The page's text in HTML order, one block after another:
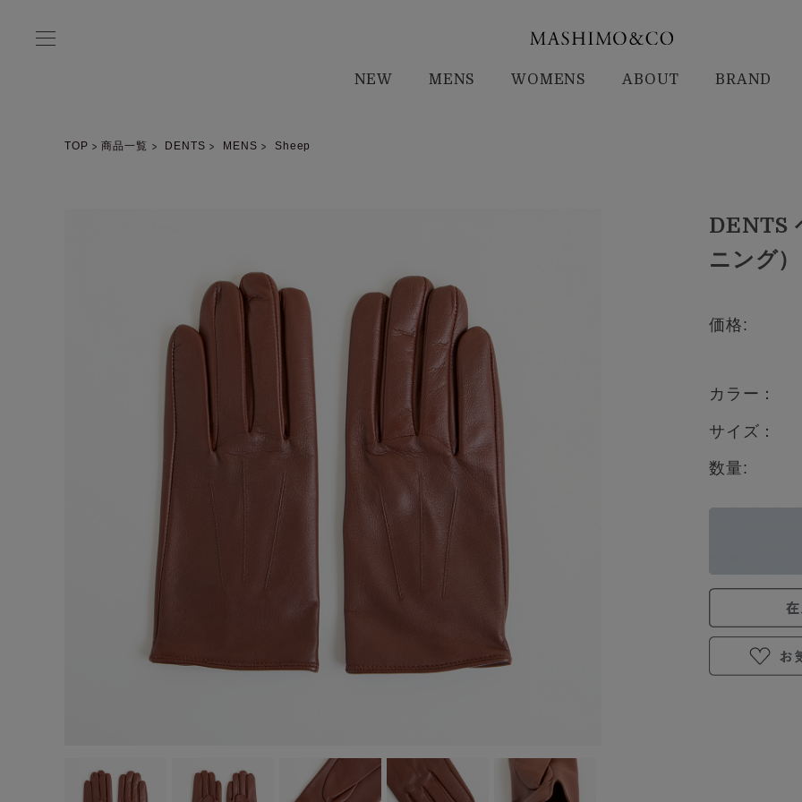
NEW MENS WOMENS ABOUT BRAND
TOP 商品一覧 DENTS MENS Sheep
DENTS
ニング
価格:
カラー：
サイズ：
数量: